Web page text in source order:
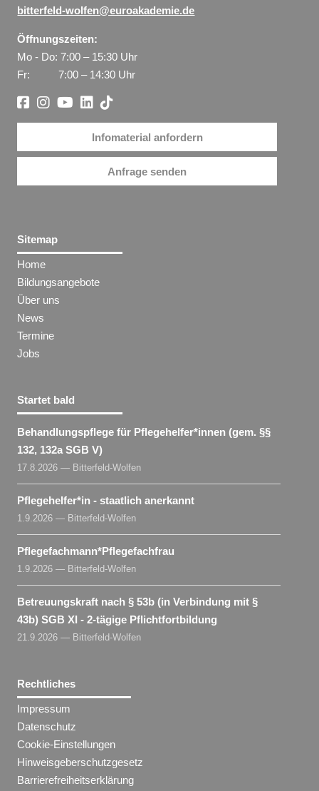
bitterfeld-wolfen@euroakademie.de
Öffnungszeiten:
Mo - Do: 7:00 – 15:30 Uhr
Fr: 7:00 – 14:30 Uhr
Infomaterial anfordern
Anfrage senden
Sitemap
Home
Bildungsangebote
Über uns
News
Termine
Jobs
Startet bald
Behandlungspflege für Pflegehelfer​*innen (gem. §§
132, 132a SGB V)
17.8.2026 — Bitterfeld-Wolfen
Pflegehelfer​*in - staatlich anerkannt
1.9.2026 — Bitterfeld-Wolfen
Pflegefachmann​*Pflegefachfrau
1.9.2026 — Bitterfeld-Wolfen
Betreuungskraft nach § 53b (in Verbindung mit §
43b) SGB XI - 2-tägige Pflichtfortbildung
21.9.2026 — Bitterfeld-Wolfen
Rechtliches
Impressum
Datenschutz
Cookie-Einstellungen
Hinweisgeberschutzgesetz
Barrierefreiheitserklärung